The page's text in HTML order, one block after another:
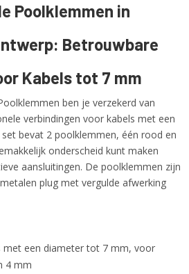
Poolklemmen in
Betrouwbare
Kabels tot 7 mm
ben je verzekerd van
verbindingen voor kabels met een
bevat 2 poolklemmen, één rood en
onderscheid kunt maken
aansluitingen. De poolklemmen zijn
plug met vergulde afwerking
met een diameter tot 7 mm, voor
4 mm